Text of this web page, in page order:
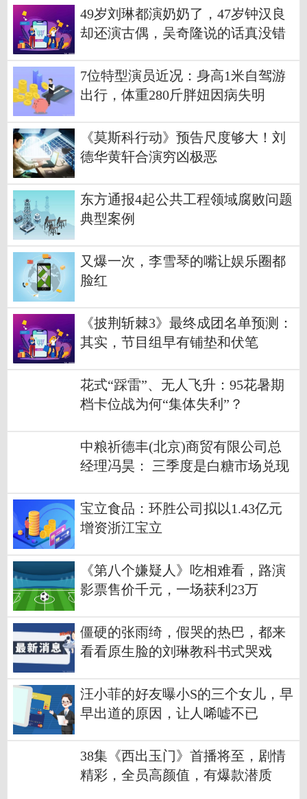
49岁刘琳都演奶奶了，47岁钟汉良
却还演古偶，吴奇隆说的话真没错
7位特型演员近况：身高1米自驾游
出行，体重280斤胖妞因病失明
《莫斯科行动》预告尺度够大！刘
德华黄轩合演穷凶极恶
东方通报4起公共工程领域腐败问题
典型案例
又爆一次，李雪琴的嘴让娱乐圈都
脸红
《披荆斩棘3》最终成团名单预测：
其实，节目组早有铺垫和伏笔
花式“踩雷”、无人飞升：95花暑期
档卡位战为何“集体失利”？
中粮祈德丰(北京)商贸有限公司总
经理冯昊： 三季度是白糖市场兑现
宝立食品：环胜公司拟以1.43亿元
增资浙江宝立
《第八个嫌疑人》吃相难看，路演
影票售价千元，一场获利23万
僵硬的张雨绮，假哭的热巴，都来
看看原生脸的刘琳教科书式哭戏
汪小菲的好友曝小S的三个女儿，早
早出道的原因，让人唏嘘不已
38集《西出玉门》首播将至，剧情
精彩，全员高颜值，有爆款潜质